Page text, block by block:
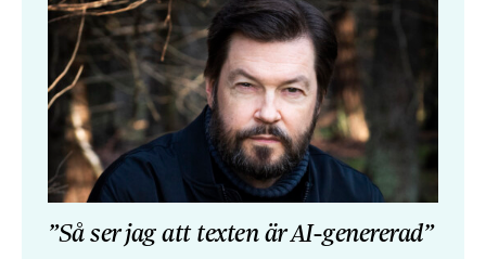
”Så ser jag att texten är AI-genererad”